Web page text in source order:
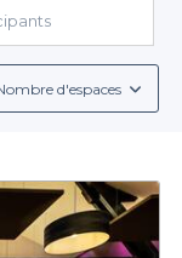
d'espaces